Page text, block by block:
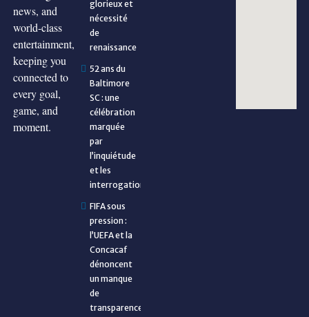
news, and
world-class
entertainment,
keeping you
connected to
every goal,
game, and
moment.
glorieux et
nécessité
de
renaissance
52 ans du
Baltimore
SC : une
célébration
marquée
par
l’inquiétude
et les
interrogations
FIFA sous
pression :
l’UEFA et la
Concacaf
dénoncent
un manque
de
transparence